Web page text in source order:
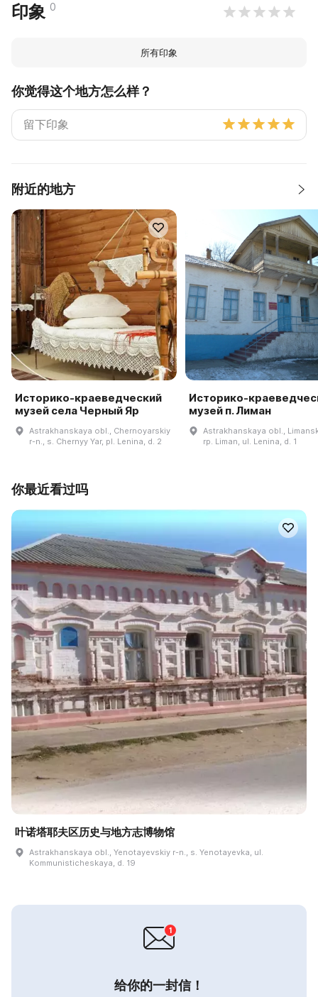
印象 0
所有印象
你觉得这个地方怎么样？
附近的地方
Историко-краеведческий
музей села Черный Яр
Astrakhanskaya obl., Chernoyarskiy
r-n., s. Chernyy Yar, pl. Lenina, d. 2
Историко-
музей п. Лиман
Astrakhanskaya obl.,
rp. Liman, ul. Lenina, d. 1
你最近看过吗
叶诺塔耶夫区历史与地方志博物馆
Astrakhanskaya obl., Yenotayevskiy r-n., s. Yenotayevka, ul.
Kommunisticheskaya, d. 19
给你的一封信！